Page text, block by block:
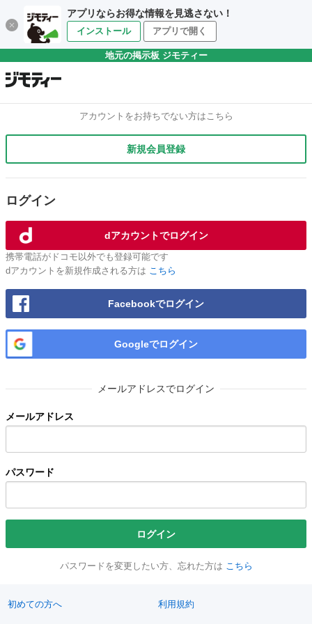
アプリならお得な情報を見逃さない！
インストール アプリで開く
地元の掲示板 ジモティー
アカウントをお持ちでない方はこちら
新規会員登録
ログイン
dアカウントでログイン
携帯電話がドコモ以外でも登録可能です
dアカウントを新規作成される方は こちら
Facebookでログイン
Googleでログイン
メールアドレスでログイン
メールアドレス
パスワード
ログイン
パスワードを変更したい方、忘れた方は こちら
初めての方へ 利用規約